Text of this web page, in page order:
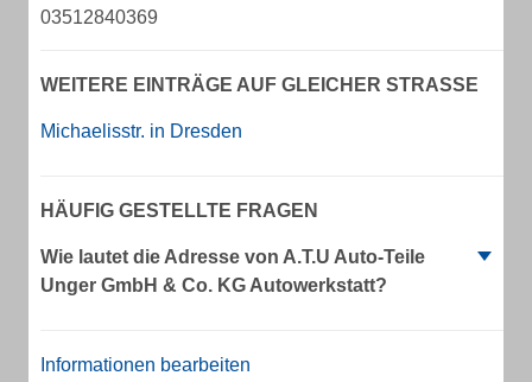
03512840369
WEITERE EINTRÄGE AUF GLEICHER STRASSE
Michaelisstr. in Dresden
HÄUFIG GESTELLTE FRAGEN
Wie lautet die Adresse von A.T.U Auto-Teile
Unger GmbH & Co. KG Autowerkstatt?
Informationen bearbeiten